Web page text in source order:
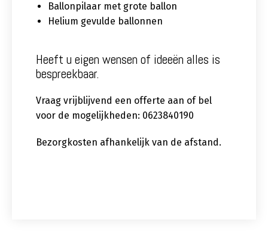
Ballonpilaar met grote ballon
Helium gevulde ballonnen
Heeft u eigen wensen of ideeën alles is
bespreekbaar.
Vraag vrijblijvend een offerte aan of bel
voor de mogelijkheden: 0623840190
Bezorgkosten afhankelijk van de afstand.